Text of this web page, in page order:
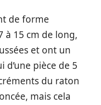
de forme
à 15 cm de long,
et ont un
pièce de 5
du raton
mais cela